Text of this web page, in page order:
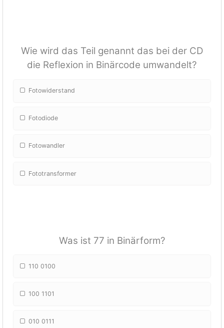
Wie wird das Teil genannt das bei der CD
die Reflexion in Binärcode umwandelt?
Fotowiderstand
Fotodiode
Fotowandler
Fototransformer
Was ist 77 in Binärform?
110 0100
100 1101
010 0111